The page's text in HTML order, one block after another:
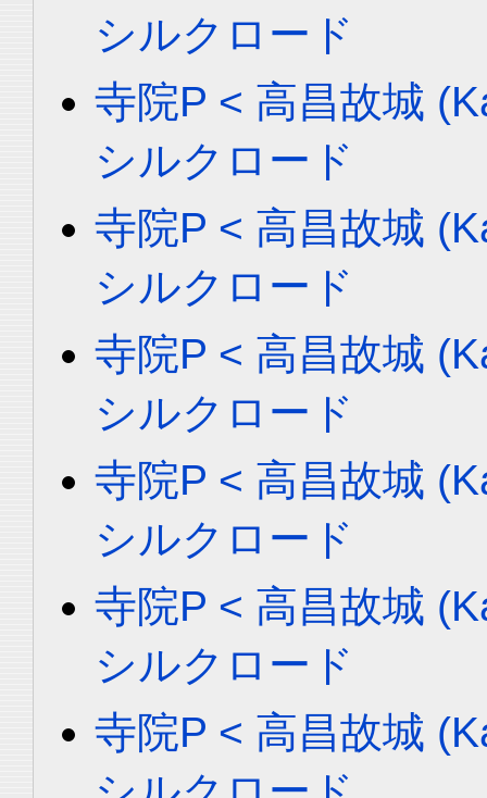
シルクロード
寺院P < 高昌故城
シルクロード
寺院P < 高昌故城
シルクロード
寺院P < 高昌故城
シルクロード
寺院P < 高昌故城
シルクロード
寺院P < 高昌故城
シルクロード
寺院P < 高昌故城